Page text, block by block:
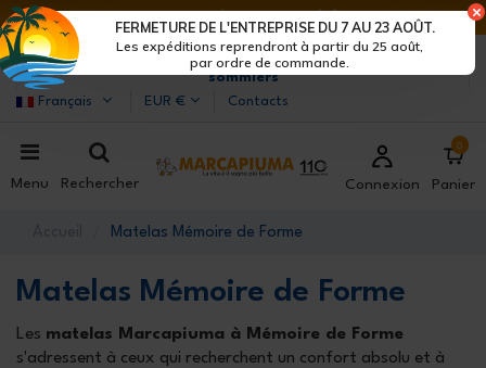
Marcapiuma| Fabricants de matelas, oreillers et
sommiers
Français
EUR € Contacts
Menu Rechercher Connexion
0
Panier
Matelas Mémoire de Forme
Matelas Mémoire de Forme
Les matelas Marcapiuma à Mémoire de Forme
s'adressent à ceux qui recherchent un confort absolu et à
Les expéditions reprendront à partir du 25 août,
par ordre de commande.
FERMETURE DE L'ENTREPRISE DU 7 AU 23 AOÛT.